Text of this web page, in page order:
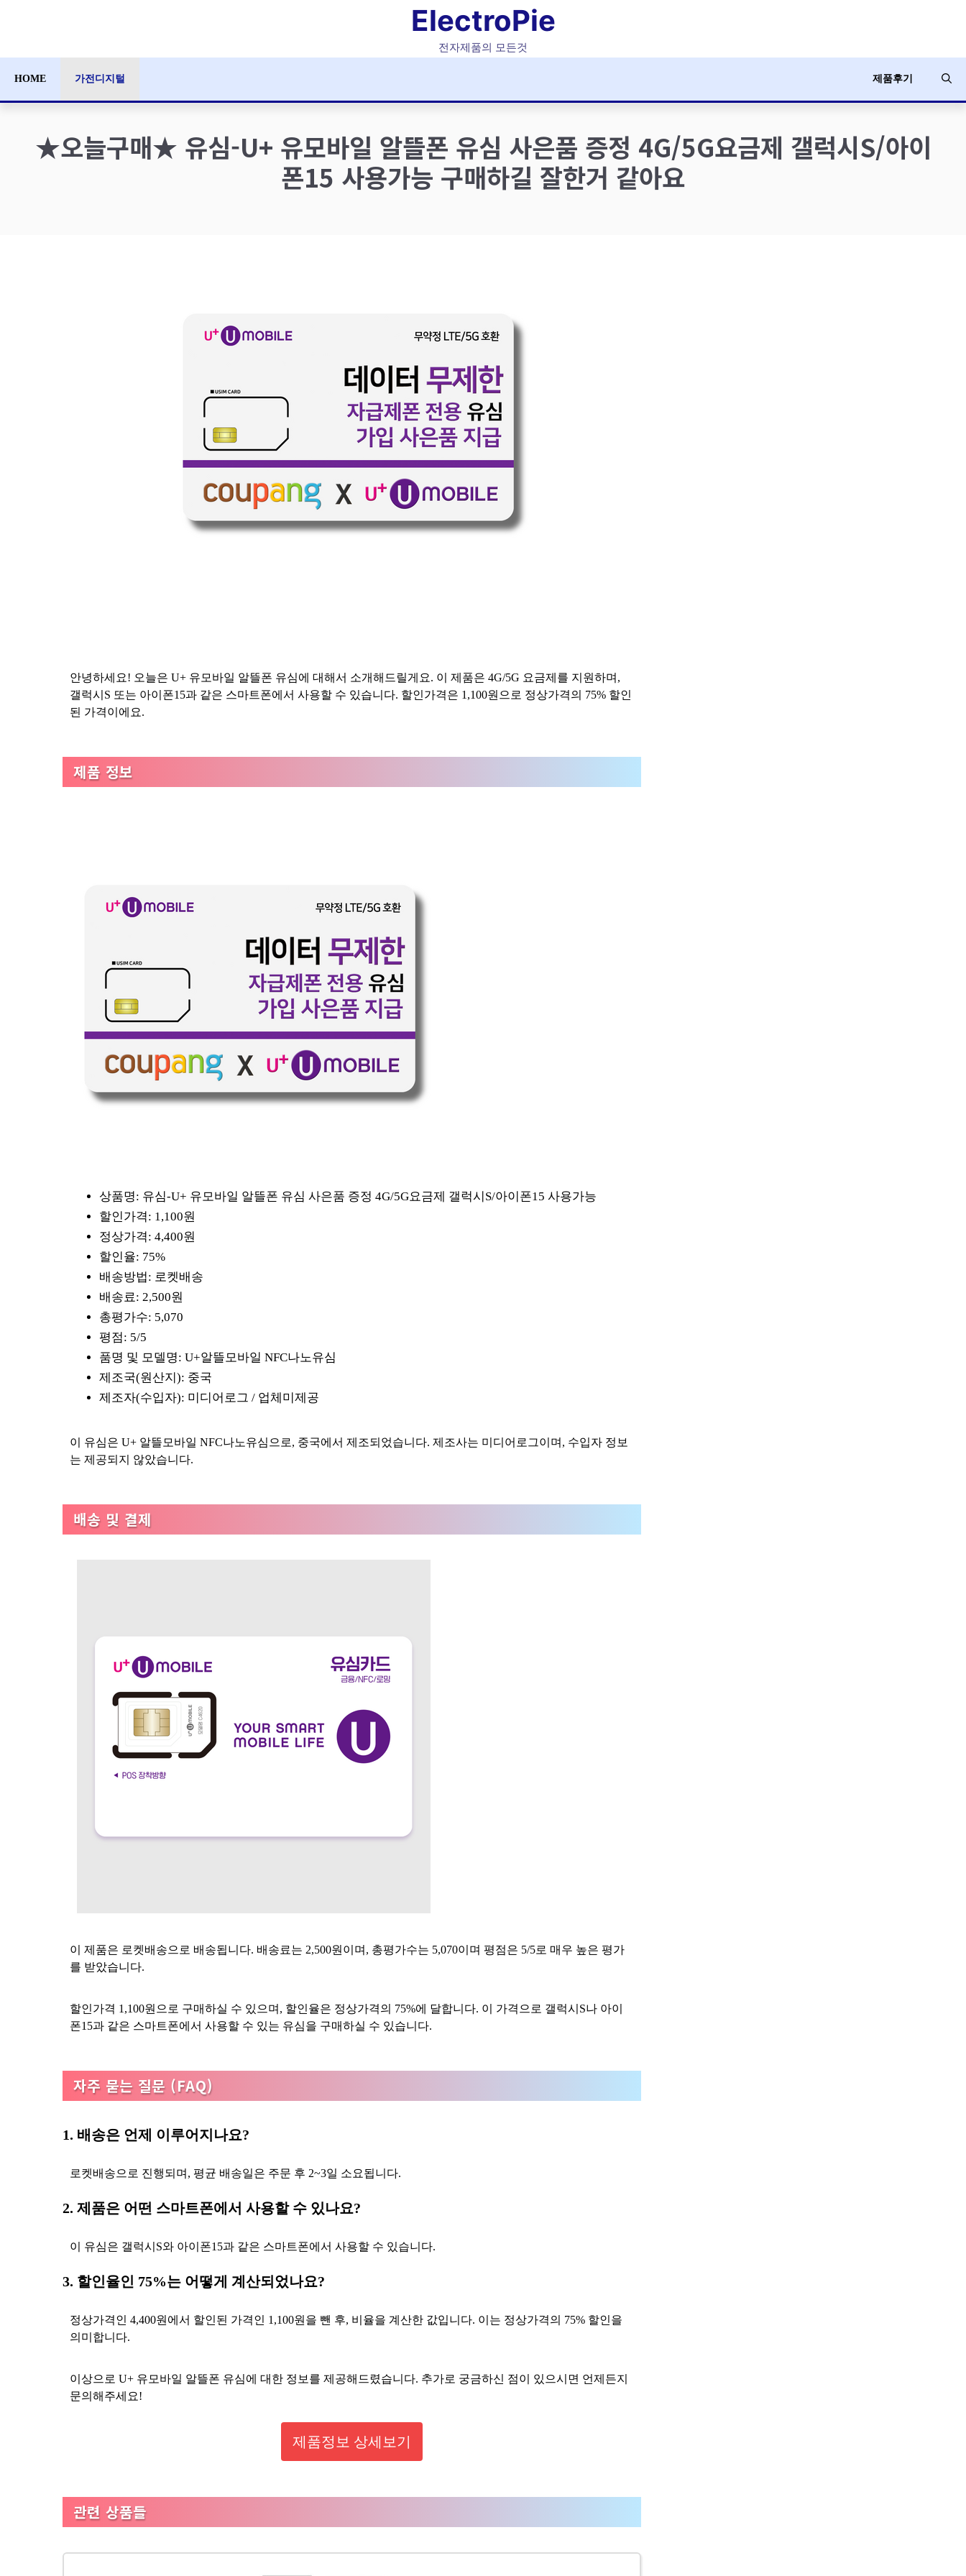
ElectroPie
전자제품의 모든것
HOME 가전디지털 제품후기
★오늘구매★ 유심-U+ 유모바일 알뜰폰 유심 사은품 증정 4G/5G요금제 갤럭시S/아이
폰15 사용가능 구매하길 잘한거 같아요
안녕하세요! 오늘은 U+ 유모바일 알뜰폰 유심에 대해서 소개해드릴게요. 이 제품은 4G/5G 요금제를 지원하며,
갤럭시S 또는 아이폰15과 같은 스마트폰에서 사용할 수 있습니다. 할인가격은 1,100원으로 정상가격의 75% 할인
된 가격이에요.
제품 정보
상품명: 유심-U+ 유모바일 알뜰폰 유심 사은품 증정 4G/5G요금제 갤럭시S/아이폰15 사용가능
할인가격: 1,100원
정상가격: 4,400원
할인율: 75%
배송방법: 로켓배송
배송료: 2,500원
총평가수: 5,070
평점: 5/5
품명 및 모델명: U+알뜰모바일 NFC나노유심
제조국(원산지): 중국
제조자(수입자): 미디어로그 / 업체미제공
이 유심은 U+ 알뜰모바일 NFC나노유심으로, 중국에서 제조되었습니다. 제조사는 미디어로그이며, 수입자 정보
는 제공되지 않았습니다.
배송 및 결제
이 제품은 로켓배송으로 배송됩니다. 배송료는 2,500원이며, 총평가수는 5,070이며 평점은 5/5로 매우 높은 평가
를 받았습니다.
할인가격 1,100원으로 구매하실 수 있으며, 할인율은 정상가격의 75%에 달합니다. 이 가격으로 갤럭시S나 아이
폰15과 같은 스마트폰에서 사용할 수 있는 유심을 구매하실 수 있습니다.
자주 묻는 질문 (FAQ)
1. 배송은 언제 이루어지나요?
로켓배송으로 진행되며, 평균 배송일은 주문 후 2~3일 소요됩니다.
2. 제품은 어떤 스마트폰에서 사용할 수 있나요?
이 유심은 갤럭시S와 아이폰15과 같은 스마트폰에서 사용할 수 있습니다.
3. 할인율인 75%는 어떻게 계산되었나요?
정상가격인 4,400원에서 할인된 가격인 1,100원을 뺀 후, 비율을 계산한 값입니다. 이는 정상가격의 75% 할인을
의미합니다.
이상으로 U+ 유모바일 알뜰폰 유심에 대한 정보를 제공해드렸습니다. 추가로 궁금하신 점이 있으시면 언제든지
문의해주세요!
제품정보 상세보기
관련 상품들